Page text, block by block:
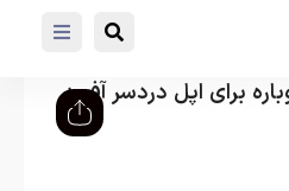
برای اپل دردسر آفرید